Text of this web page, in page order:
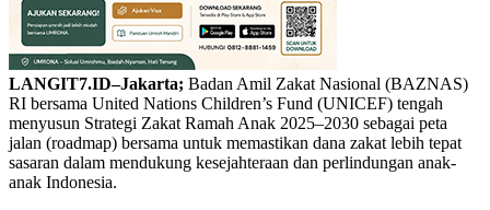
LANGIT7.ID–Jakarta; Badan Amil Zakat Nasional (BAZNAS)
RI bersama United Nations Children’s Fund (UNICEF) tengah
menyusun Strategi Zakat Ramah Anak 2025–2030 sebagai peta
jalan (roadmap) bersama untuk memastikan dana zakat lebih tepat
sasaran dalam mendukung kesejahteraan dan perlindungan anak-
anak Indonesia.